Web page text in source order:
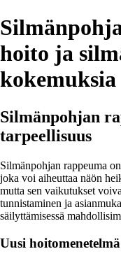
hoito ja
kokemuksia
Silmänpohjan
tarpeellisuus
Silmänpohjan rappeuma
joka voi aiheuttaa näön
mutta sen vaikutukset
tunnistaminen ja
säilyttämisessä
Uusi